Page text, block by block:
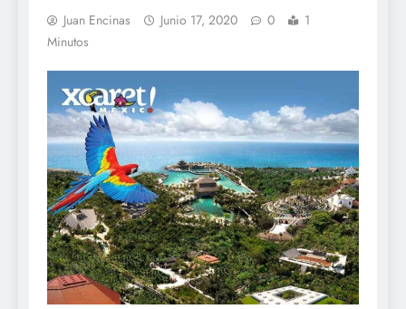
Juan Encinas Junio 17, 2020 0
1
Minutos